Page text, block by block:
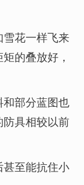
雪花一样飞来
的叠放好，
部分蓝图也
具相较以前
至能抗住小